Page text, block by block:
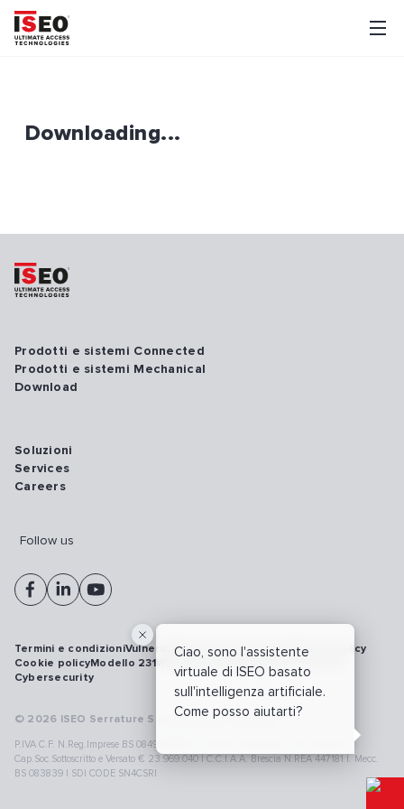
Downloading...
Ciao, sono l'assistente
virtuale di ISEO basato
sull'intelligenza artificiale.
Come posso aiutarti?
Prodotti e sistemi Connected
Prodotti e sistemi Mechanical
Download
Soluzioni
Services
Careers
Follow us
© 2026 ISEO Serrature S.p.A. All right reserved
P.IVA C.F. N.Reg.Imprese BS 08499190018 | Cap.Soc.Deliberato € 24.340.965 |
Cap.Soc.Sottoscritto e Versato € 23.969.040 | C.C.I.A.A. Brescia N.REA 447181 |. Mecc.
BS 083839 | SDI CODE SN4CSRI
Termini e condizioniVulnerability disclosure policyPrivacy policy
Cookie policyModello 231WhistleblowingRichiamo prodotti
Cybersecurity